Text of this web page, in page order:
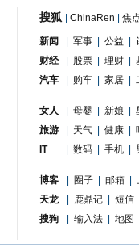
搜狐 ChinaRen 焦
新闻 军事 公益
财经
股票 理财
汽车
购车 家居
女人 母婴 新娘
旅游
天气 健康
IT
数码 手机
博客 圈子 邮箱
天龙
鹿鼎记
短信
搜狗
输入法 地图